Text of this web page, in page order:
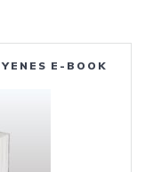
m
e E-BOOK